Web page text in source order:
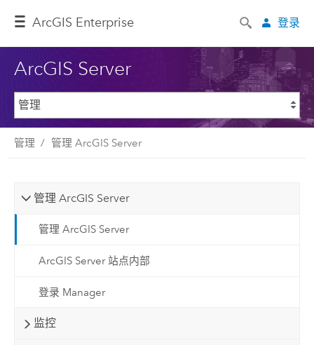
ArcGIS Enterprise 登录
ArcGIS Server
管理 管理 ArcGIS Server
管理 ArcGIS Server
管理 ArcGIS Server
ArcGIS Server 站点内部
登录 Manager
监控